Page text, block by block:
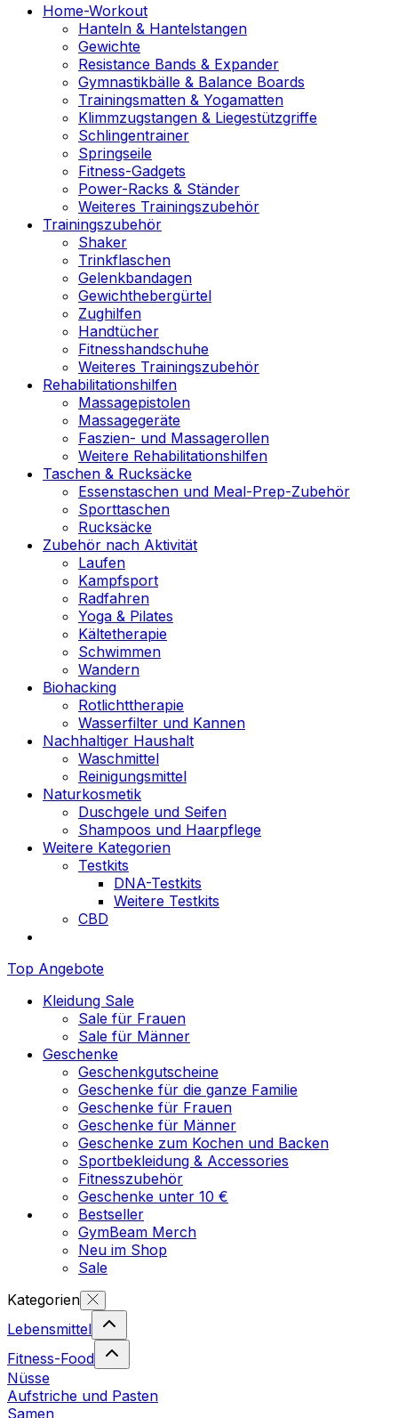
Home-Workout
Hanteln & Hantelstangen
Gewichte
Resistance Bands & Expander
Gymnastikbälle & Balance Boards
Trainingsmatten & Yogamatten
Klimmzugstangen & Liegestützgriffe
Schlingentrainer
Springseile
Fitness-Gadgets
Power-Racks & Ständer
Weiteres Trainingszubehör
Trainingszubehör
Shaker
Trinkflaschen
Gelenkbandagen
Gewichthebergürtel
Zughilfen
Handtücher
Fitnesshandschuhe
Weiteres Trainingszubehör
Rehabilitationshilfen
Massagepistolen
Massagegeräte
Faszien- und Massagerollen
Weitere Rehabilitationshilfen
Taschen & Rucksäcke
Essenstaschen und Meal-Prep-Zubehör
Sporttaschen
Rucksäcke
Zubehör nach Aktivität
Laufen
Kampfsport
Radfahren
Yoga & Pilates
Kältetherapie
Schwimmen
Wandern
Biohacking
Rotlichttherapie
Wasserfilter und Kannen
Nachhaltiger Haushalt
Waschmittel
Reinigungsmittel
Naturkosmetik
Duschgele und Seifen
Shampoos und Haarpflege
Weitere Kategorien
Testkits
DNA-Testkits
Weitere Testkits
CBD
Top Angebote
Kleidung Sale
Sale für Frauen
Sale für Männer
Geschenke
Geschenkgutscheine
Geschenke für die ganze Familie
Geschenke für Frauen
Geschenke für Männer
Geschenke zum Kochen und Backen
Sportbekleidung & Accessories
Fitnesszubehör
Geschenke unter 10 €
Bestseller
GymBeam Merch
Neu im Shop
Sale
Kategorien
Lebensmittel
Fitness-Food
Nüsse
Aufstriche und Pasten
Samen